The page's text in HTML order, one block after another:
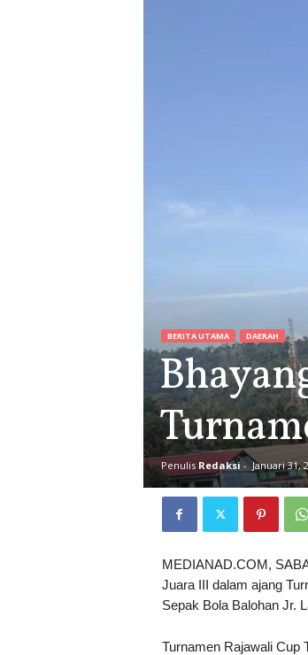
BERITA UTAMA DAERAH
Penulis Redaksi- Januari 31,
MEDIANAD.COM,
Juara III dalam ajang
Sepak Bola Balohan Jr.
Turnamen Rajawali Cup